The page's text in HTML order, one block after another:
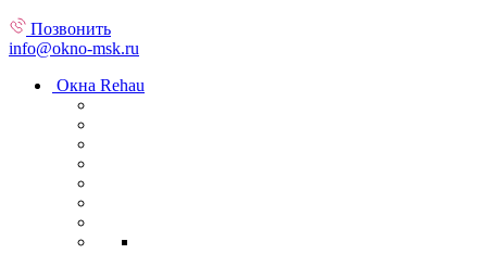
Позвонить
info@okno-msk.ru
Окна Rehau